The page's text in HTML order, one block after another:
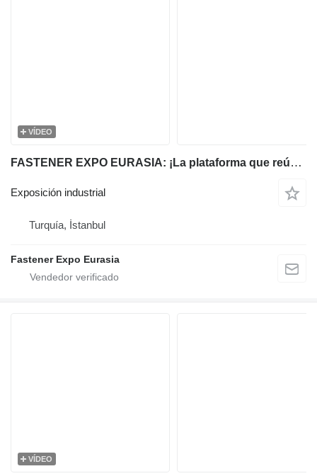
VÍDEO
FASTENER EXPO EURASIA: ¡La plataforma que reúne a la industria!
Exposición industrial
Turquía, İstanbul
Fastener Expo Eurasia
VÍDEO